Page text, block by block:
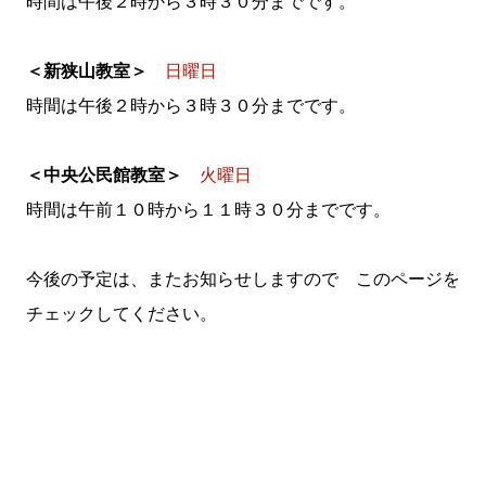
＜新狭山教室＞
日曜日
時間は午後２時から３時３０分までです。
＜中央公民館教室＞
火曜日
時間は午前１０時から１１時３０分までです。
今後の予定は、またお知らせしますので このページを
チェックしてください。